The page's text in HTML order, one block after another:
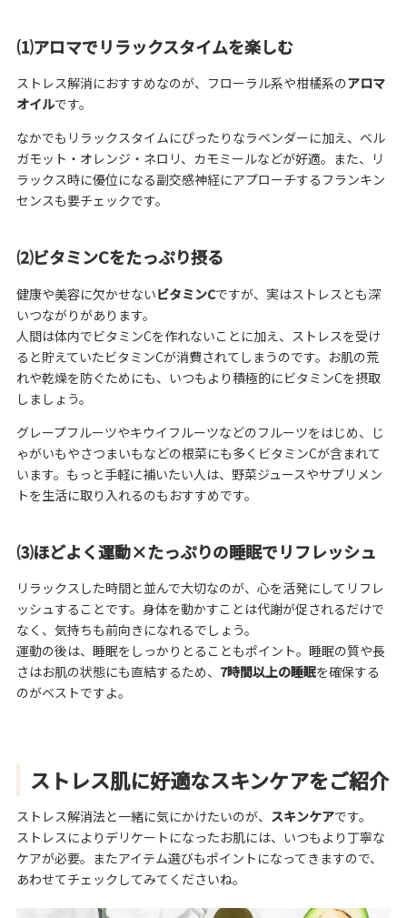
⑴アロマでリラックスタイムを楽しむ
ストレス解消におすすめなのが、フローラル系や柑橘系のアロマ
オイルです。
なかでもリラックスタイムにぴったりなラベンダーに加え、ベル
ガモット・オレンジ・ネロリ、カモミールなどが好適。また、リ
ラックス時に優位になる副交感神経にアプローチするフランキン
センスも要チェックです。
⑵ビタミンCをたっぷり摂る
健康や美容に欠かせないビタミンCですが、実はストレスとも深
いつながりがあります。
人間は体内でビタミンCを作れないことに加え、ストレスを受け
ると貯えていたビタミンCが消費されてしまうのです。お肌の荒
れや乾燥を防ぐためにも、いつもより積極的にビタミンCを摂取
しましょう。
グレープフルーツやキウイフルーツなどのフルーツをはじめ、じ
ゃがいもやさつまいもなどの根菜にも多くビタミンCが含まれて
います。もっと手軽に補いたい人は、野菜ジュースやサプリメン
トを生活に取り入れるのもおすすめです。
⑶ほどよく運動×たっぷりの睡眠でリフレッシュ
リラックスした時間と並んで大切なのが、心を活発にしてリフレ
ッシュすることです。身体を動かすことは代謝が促されるだけで
なく、気持ちも前向きになれるでしょう。
運動の後は、睡眠をしっかりとることもポイント。睡眠の質や長
さはお肌の状態にも直結するため、 7時間以上の睡眠を確保する
のがベストですよ。
ストレス肌に好適なスキンケアをご紹介
ストレス解消法と一緒に気にかけたいのが、 スキンケアです。
ストレスによりデリケートになったお肌には、いつもより丁寧な
ケアが必要。またアイテム選びもポイントになってきますので、
あわせてチェックしてみてくださいね。